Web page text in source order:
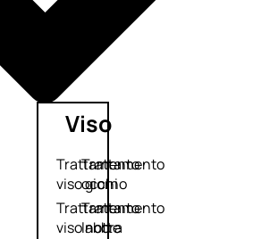
Viso
Trattamento
viso giorno
Trattamento
viso notte
Trattamento
occhi
Trattamento
labbra